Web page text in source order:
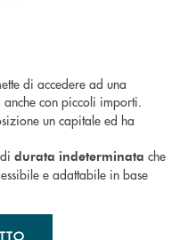
di accedere ad una
, anche con piccoli importi.
un capitale ed ha
durata indeterminata che
e adattabile in base